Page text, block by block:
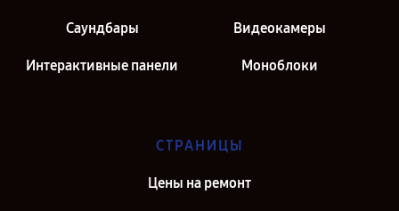
Саундбары Видеокамеры
Интерактивные панели Моноблоки
СТРАНИЦЫ
Цены на ремонт